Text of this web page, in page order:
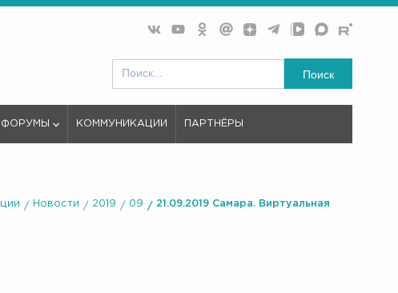
Поиск
ФОРУМЫ КОММУНИКАЦИИ ПАРТНЁРЫ
Новости 2019 09 21.09.2019 Самара. Виртуальная